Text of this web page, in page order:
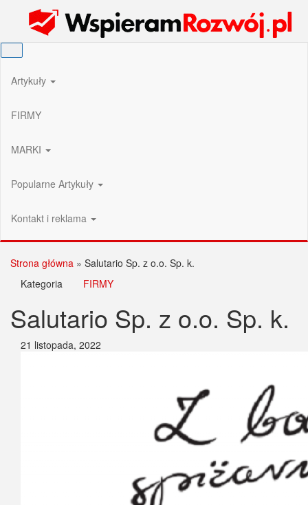
Wspieram Rozwój PL
Artykuły
FIRMY
MARKI
Popularne Artykuły
Kontakt i reklama
Strona główna » Salutario Sp. z o.o. Sp. k.
Kategoria
FIRMY
Salutario Sp. z o.o. Sp. k.
21 listopada, 2022